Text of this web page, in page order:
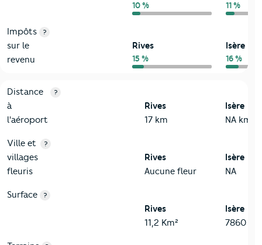
10 % 11 %
Impôts
sur le
revenu
?
Rives
15 %
Isère
16 %
3-Environnement
Critères Rives
Distance
à
l'aéroport
?
Rives
17 km
Isère
NA km
Ville et
villages
fleuris
?
Rives
Aucune fleur
Isère
NA
Surface ?
Rives
11,2 Km²
Isère
7860